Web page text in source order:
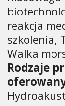
reakcja
szkolenia,
Walka
Rodzaje